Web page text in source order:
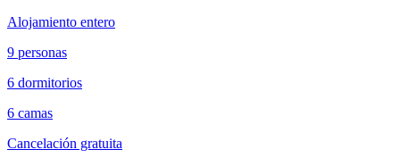
Alojamiento entero
9 personas
6 dormitorios
6 camas
Cancelación gratuita